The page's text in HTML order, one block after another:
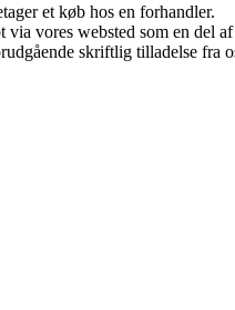
et køb hos en forhandler.
vores websted som en del
skriftlig tilladelse fra